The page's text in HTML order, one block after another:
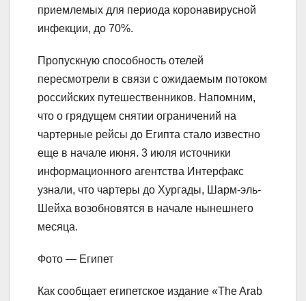
приемлемых для периода коронавирусной
инфекции, до 70%.
Пропускную способность отелей
пересмотрели в связи с ожидаемым потоком
российских путешественников. Напомним,
что о грядущем снятии ограничений на
чартерные рейсы до Египта стало известно
еще в начале июня. 3 июля источники
информационного агентства Интерфакс
узнали, что чартеры до Хургады, Шарм-эль-
Шейха возобновятся в начале нынешнего
месяца.
Фото — Египет
Как сообщает египетское издание «The Arab